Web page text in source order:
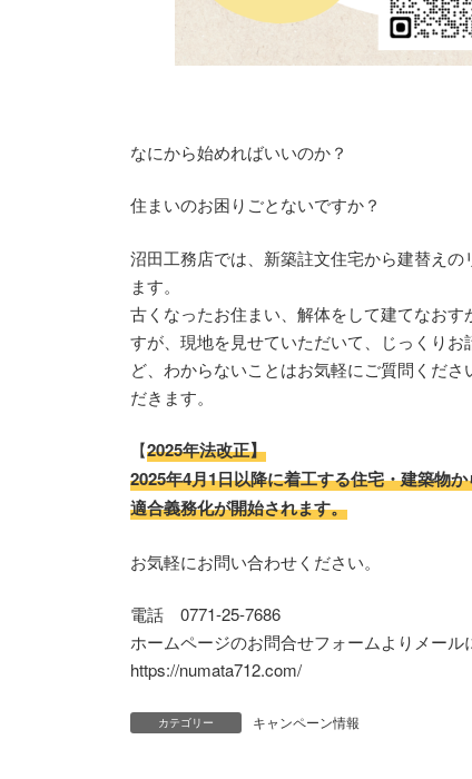
なにから始めればいいのか？
住まいのお困りごとないですか？
沼田工務店では、新築註文住宅から建替え
ます。
古くなったお住まい、解体をして建てなお
すが、現地を見せていただいて、じっくり
ど、わからないことはお気軽にご質問くだ
だきます。
【2025年法改正】
2025年4月1日以降に着工する住宅・建築物
適合義務化が開始されます。
お気軽にお問い合わせください。
電話 0771-25-7686
ホームページのお問合せフォームよりメール
https://numata712.com/
カテゴリー キャンペーン情報